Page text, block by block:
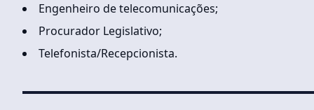
Engenheiro de telecomunicações;
Procurador Legislativo;
Telefonista/Recepcionista.